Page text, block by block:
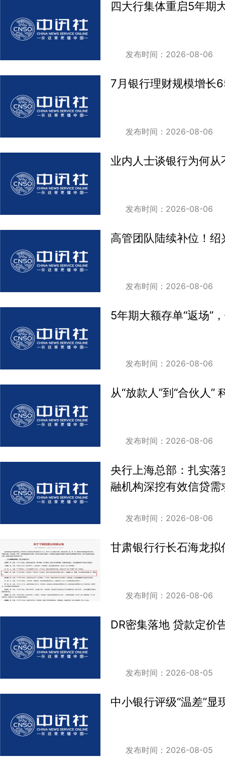
四大行集体重启5年期
发布时间：2026-08-06
7月银行理财规模增长
发布时间：2026-08-06
业内人士谈银行为何
发布时间：2026-08-06
高管团队陆续补位！绍
发布时间：2026-08-06
5年期大额存单“返场”
发布时间：2026-08-06
从“放款人”到“合伙人
发布时间：2026-08-06
央行上海总部：扎实
融机构深挖有效信贷需
发布时间：2026-08-06
甘肃银行行长石海龙
发布时间：2026-08-06
DR密集落地 贷款定价
发布时间：2026-08-05
中小银行评级“温差”
发布时间：2026-08-05